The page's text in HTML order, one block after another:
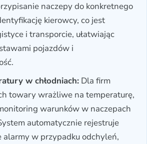
naczepy do konkretnego
kierowcy, co jest
i transporcie, ułatwiając
pojazdów i
w chłodniach: Dla firm
towary wrażliwe na temperaturę,
warunków w naczepach
automatycznie rejestruje
alarmy w przypadku odchyleń,